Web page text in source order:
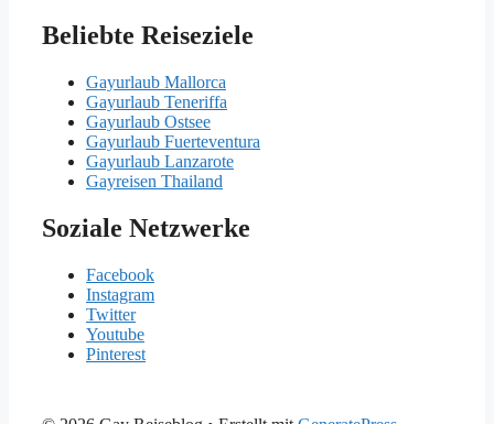
Beliebte Reiseziele
Gayurlaub Mallorca
Gayurlaub Teneriffa
Gayurlaub Ostsee
Gayurlaub Fuerteventura
Gayurlaub Lanzarote
Gayreisen Thailand
Soziale Netzwerke
Facebook
Instagram
Twitter
Youtube
Pinterest